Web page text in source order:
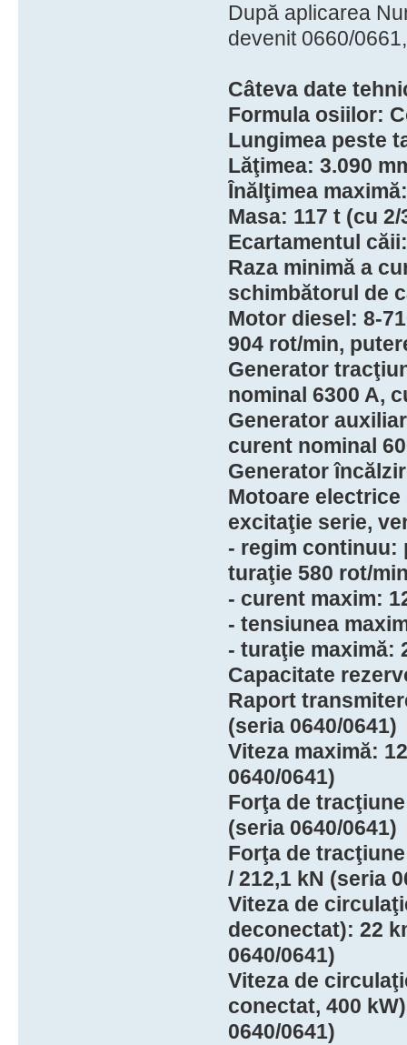
După aplicarea
devenit 0660/
Câteva date
Formula osiilor:
Lungimea peste
Lăţimea: 3.090
Înălţimea
Masa: 117 t (cu
Ecartamentul
Raza minimă a
schimbătorul de
Motor diesel: 8-
904 rot/min,
Generator
nominal 6300 A,
Generator
curent nominal
Generator
Motoare electrice
excitaţie serie,
- regim continuu:
turaţie 580 rot/
- curent maxim:
- tensiunea
- turaţie maximă:
Capacitate
Raport
(seria 0640/0641)
Viteza maximă:
0640/0641)
Forţa de
(seria 0640/0641)
Forţa de
/ 212,1 kN (seria
Viteza de
deconectat): 22
0640/0641)
Viteza de
conectat, 400
0640/0641)